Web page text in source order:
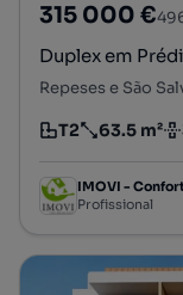
315 000 €
Duplex em
Repeses e São
Tipologia
T2
Preço por metro
63.5 m²
Andar
IMOVI -
Profissional